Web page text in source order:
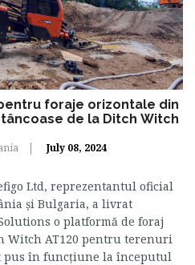
foraje orizontale din
de la Ditch Witch
July 08, 2024
Ltd, reprezentantul oficial
și Bulgaria, a livrat
o platformă de foraj
Witch AT120 pentru terenuri
pus în funcțiune la începutul